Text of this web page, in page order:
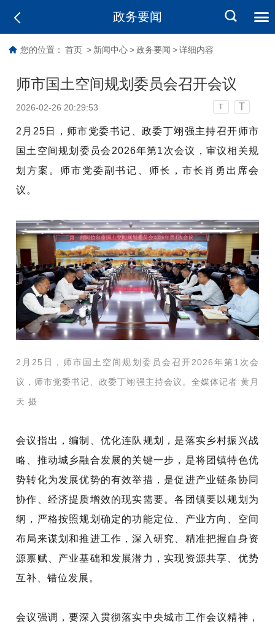
政务要闻
您的位置： 首页 > 新闻中心 > 政务要闻 > 详细内容
师市国土空间规划委员会召开会议
2026-02-26 20:29:53 T T
2月25日，师市党委书记、政委丁翊强主持召开师市
国土空间规划委员会2026年第1次会议，审议相关规
划方案。师市党委副书记、师长，市长肖勇出席会
议。
2月25日，师市国土空间规划委员会召开2026年第1次会
议， 师市党委书记、政委丁翊强主持会议。全媒体记者 黄月
天 摄
会议指出，编制、优化连队规划，是落实乡村振兴战
略、推动城乡融合发展的关键一步，是将团镇特色优
势转化为发展优势的有效举措，是促进产业链条协同
协作、经济提质增效的现实需要。各团镇要以规划为
纲，严格按照规划确定的功能定位、产业方向、空间
布局来谋划和推进工作，深入研究、精准把握自身资
源禀赋、产业基础和发展潜力，实现资源共享、优势
互补、错位发展。
会议强调，要深入贯彻落实中央城市工作会议精神，